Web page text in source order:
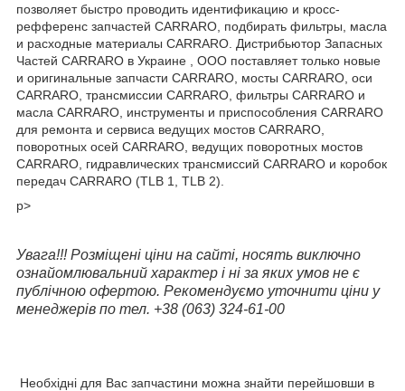
позволяет быстро проводить идентификацию и кросс-
рефференс запчастей CARRARO, подбирать фильтры, масла
и расходные материалы CARRARO. Дистрибьютор Запасных
Частей CARRARO в Украине , ООО поставляет только новые
и оригинальные запчасти CARRARO, мосты CARRARO, оси
CARRARO, трансмиссии CARRARO, фильтры CARRARO и
масла CARRARO, инструменты и приспособления CARRARO
для ремонта и сервиса ведущих мостов CARRARO,
поворотных осей CARRARO, ведущих поворотных мостов
CARRARO, гидравлических трансмиссий CARRARO и коробок
передач CARRARO (TLB 1, TLB 2).
p>
Увага!!! Розміщені ціни на сайті, носять виключно
ознайомлювальний характер і ні за яких умов не є
публічною офертою. Рекомендуємо уточнити ціни у
менеджерів по тел. +38 (063) 324-61-00
Необхідні для Вас запчастини можна знайти перейшовши в